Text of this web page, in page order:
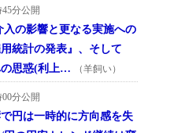
分公開
入の影響と更なる実施への
統計の発表』、そして
の思惑(利上…
（羊飼い）
分公開
円は一時的に方向感を失